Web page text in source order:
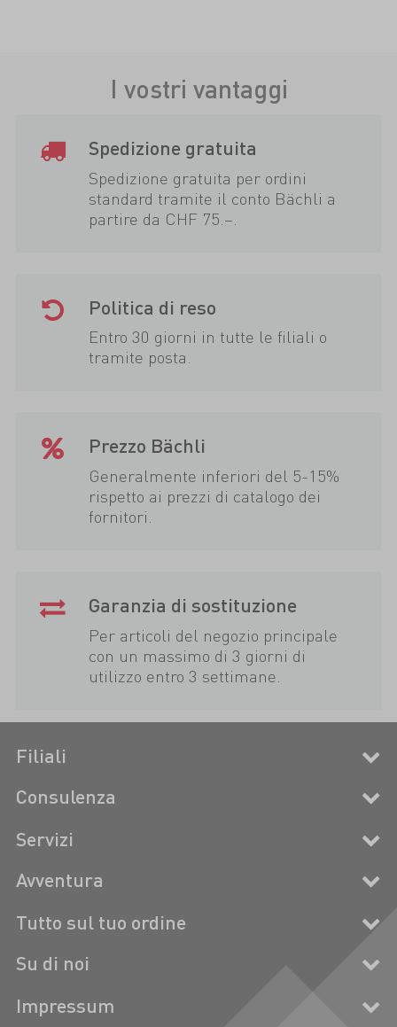
I vostri vantaggi
Spedizione gratuita
Spedizione gratuita per ordini
standard tramite il conto Bächli a
partire da CHF 75.–.
Politica di reso
Entro 30 giorni in tutte le filiali o
tramite posta.
Prezzo Bächli
Generalmente inferiori del 5-15%
rispetto ai prezzi di catalogo dei
fornitori.
Garanzia di sostituzione
Per articoli del negozio principale
con un massimo di 3 giorni di
utilizzo entro 3 settimane.
Filiali
Consulenza
Servizi
Avventura
Tutto sul tuo ordine
Su di noi
Impressum